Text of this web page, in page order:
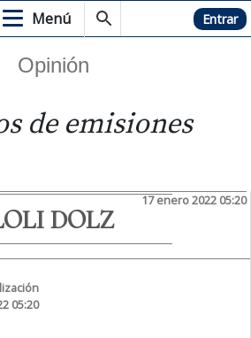
Menú Hemeroteca Entrar
Opinión
de emisiones
17 enero 2022 05:20
DOLZ
05:20